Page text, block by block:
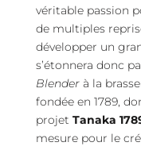
véritable passion
de multiples
développer un
s’étonnera donc
Blender à la
fondée en 1789,
projet Tanaka
mesure pour le